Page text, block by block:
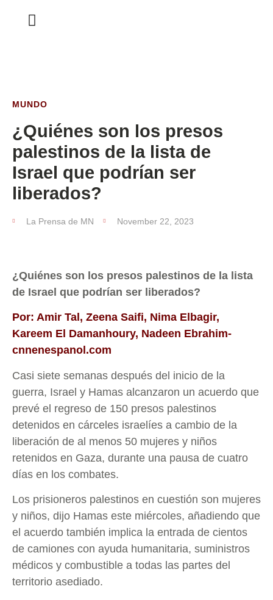
MUNDO
¿Quiénes son los presos
palestinos de la lista de
Israel que podrían ser
liberados?
La Prensa de MN November 22, 2023
¿Quiénes son los presos palestinos de la lista
de Israel que podrían ser liberados?
Por: Amir Tal, Zeena Saifi, Nima Elbagir,
Kareem El Damanhoury, Nadeen Ebrahim-
cnnenespanol.com
Casi siete semanas después del inicio de la
guerra, Israel y Hamas alcanzaron un acuerdo que
prevé el regreso de 150 presos palestinos
detenidos en cárceles israelíes a cambio de la
liberación de al menos 50 mujeres y niños
retenidos en Gaza, durante una pausa de cuatro
días en los combates.
Los prisioneros palestinos en cuestión son mujeres
y niños, dijo Hamas este miércoles, añadiendo que
el acuerdo también implica la entrada de cientos
de camiones con ayuda humanitaria, suministros
médicos y combustible a todas las partes del
territorio asediado.